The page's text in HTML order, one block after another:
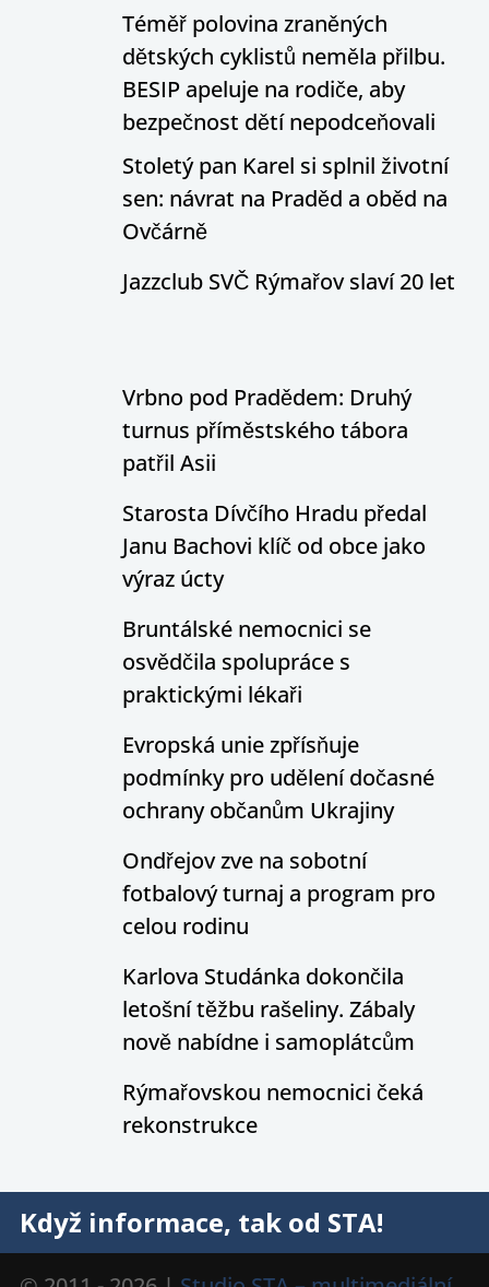
Téměř polovina zraněných
dětských cyklistů neměla přilbu.
BESIP apeluje na rodiče, aby
bezpečnost dětí nepodceňovali
Stoletý pan Karel si splnil životní
sen: návrat na Praděd a oběd na
Ovčárně
Jazzclub SVČ Rýmařov slaví 20 let
Vrbno pod Pradědem: Druhý
turnus příměstského tábora
patřil Asii
Starosta Dívčího Hradu předal
Janu Bachovi klíč od obce jako
výraz úcty
Bruntálské nemocnici se
osvědčila spolupráce s
praktickými lékaři
Evropská unie zpřísňuje
podmínky pro udělení dočasné
ochrany občanům Ukrajiny
Ondřejov zve na sobotní
fotbalový turnaj a program pro
celou rodinu
Karlova Studánka dokončila
letošní těžbu rašeliny. Zábaly
nově nabídne i samoplátcům
Rýmařovskou nemocnici čeká
rekonstrukce
Když informace, tak od STA!